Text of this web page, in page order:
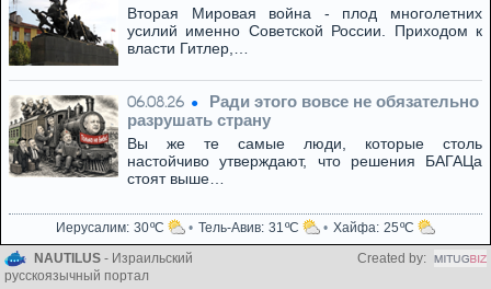
Вторая Мировая война - плод многолетних
усилий именно Советской России. Приходом к
власти Гитлер,…
06.08.26
Ради этого вовсе не обязательно
разрушать страну
Вы же те самые люди, которые столь
настойчиво утверждают, что решения БАГАЦа
стоят выше…
Иерусалим 30 Тель-Авив 31 Хайфа 25
NAUTILUS - Израильский
русскоязычный портал
Created by: